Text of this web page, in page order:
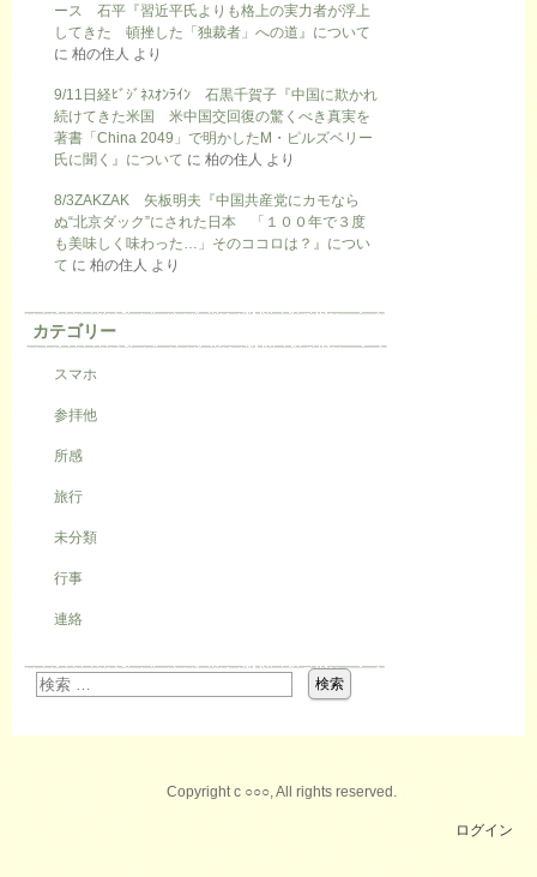
ース 石平『習近平氏よりも格上の実力者が浮上
してきた 頓挫した「独裁者」への道』について
に 柏の住人 より
9/11日経ﾋﾞｼﾞﾈｽｵﾝﾗｲﾝ 石黒千賀子『中国に欺かれ
続けてきた米国 米中国交回復の驚くべき真実を
著書「China 2049」で明かしたM・ピルズベリー
氏に聞く』について に 柏の住人 より
8/3ZAKZAK 矢板明夫『中国共産党にカモなら
ぬ“北京ダック”にされた日本 「１００年で３度
も美味しく味わった…」そのココロは？』につい
て に 柏の住人 より
カテゴリー
スマホ
参拝他
所感
旅行
未分類
行事
連絡
Copyright c ○○○, All rights reserved.
ログイン